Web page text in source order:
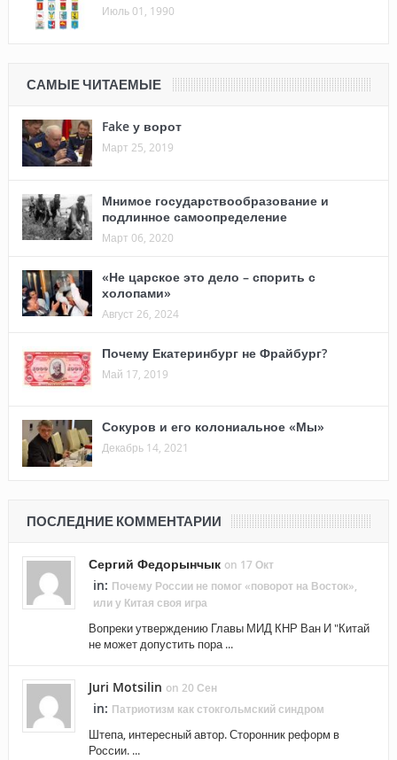
Июль 01, 1990
САМЫЕ ЧИТАЕМЫЕ
Fake у ворот
Март 25, 2019
Мнимое государствообразование и
подлинное самоопределение
Март 06, 2020
«Не царское это дело – спорить с
холопами»
Август 26, 2024
Почему Екатеринбург не Фрайбург?
Май 17, 2019
Сокуров и его колониальное «Мы»
Декабрь 14, 2021
ПОСЛЕДНИЕ КОММЕНТАРИИ
Сергий Федорынчык on 17 Окт
in: Почему России не помог «поворот на Восток»,
или у Китая своя игра
Вопреки утверждению Главы МИД КНР Ван И "Китай
не может допустить пора ...
Juri Motsilin on 20 Сен
in: Патриотизм как стокгольмский синдром
Штепа, интересный автор. Сторонник реформ в
России. ...